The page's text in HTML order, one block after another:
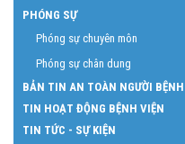
PHÓNG SỰ
Phóng sự chuyên môn
Phóng sự chân dung
BẢN TIN AN TOÀN NGƯỜI BỆNH
TIN HOẠT ĐỘNG BỆNH VIỆN
TIN TỨC - SỰ KIỆN